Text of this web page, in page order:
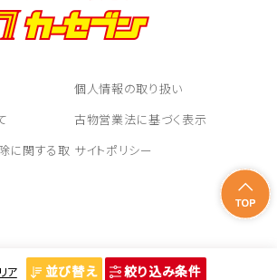
ア 並び替え 絞り込み条件
個人情報の取り扱い
古物営業法に基づく表示
に関する取 サイトポリシー